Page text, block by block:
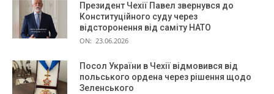
Президент Чехії Павел звернувся до
Конституційного суду через
відсторонення від саміту НАТО
ON: 23.06.2026
Посол України в Чехії відмовився від
польського ордена через рішення щодо
Зеленського